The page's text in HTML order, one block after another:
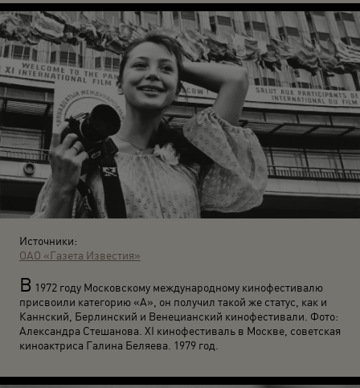
Источники:
ОАО «Газета Известия»
В 1972 году Московскому международному кинофестивалю
присвоили категорию «А», он получил такой же статус, как и
Каннский, Берлинский и Венецианский кинофестивали. Фото:
Александра Стешанова. XI кинофестиваль в Москве, советская
киноактриса Галина Беляева. 1979 год.